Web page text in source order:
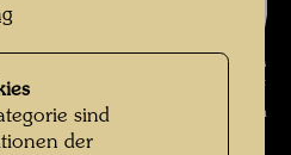
Karin Székessy-Wunderlich , Fotograf:
© Karin Székessy-Wunderlich
sind
der